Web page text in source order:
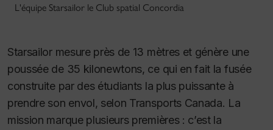
L'équipe Starsailor le Club spatial Concordia
Starsailor mesure près de 13 mètres et génère une
poussée de 35 kilonewtons, ce qui en fait la fusée
construite par des étudiants la plus puissante à
prendre son envol, selon Transports Canada. La
mission marque plusieurs premières : c’est la